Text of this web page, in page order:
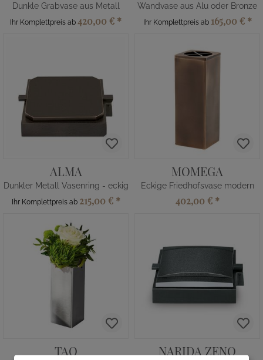
Dunkle Grabvase aus Metall
Ihr Komplettpreis ab 420,00 € *
Wandvase aus Alu oder Bronze
Ihr Komplettpreis ab 165,00 € *
ALMA
Dunkler Metall Vasenring - eckig
Ihr Komplettpreis ab 215,00 € *
MOMEGA
Eckige Friedhofsvase modern
402,00 € *
TAO NARIDA ZENO